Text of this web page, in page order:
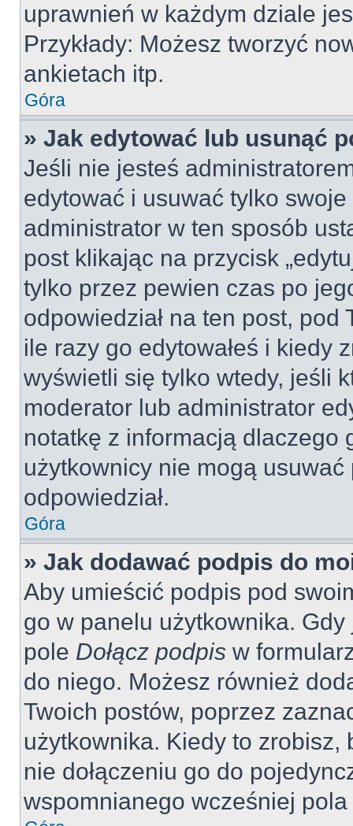
uprawnień w każdym dziale
Przykłady: Możesz tworzyć
ankietach itp.
Góra
» Jak edytować lub usunąć
Jeśli nie jesteś
edytować i usuwać tylko
administrator w ten sposób
post klikając na przycisk
tylko przez pewien czas po
odpowiedział na ten post,
ile razy go edytowałeś i kiedy
wyświetli się tylko wtedy, jeśli
moderator lub administrator
notatkę z informacją dlaczego
użytkownicy nie mogą
odpowiedział.
Góra
» Jak dodawać podpis do
Aby umieścić podpis pod
go w panelu użytkownika.
pole Dołącz podpis w
do niego. Możesz również
Twoich postów, poprzez
użytkownika. Kiedy to zrobisz,
nie dołączeniu go do
wspomnianego wcześniej